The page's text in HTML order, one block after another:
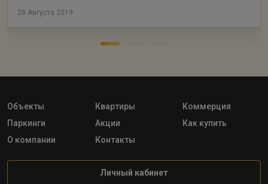
28 Августа 2019
Объекты Квартиры
Коммерция
Паркинги
Акции
Как купить
О компании
Контакты
Личный кабинет